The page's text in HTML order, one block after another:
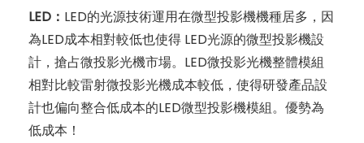
LED： LED的光源技術運用在微型投影機機種居多，因
為LED成本相對較低也使得 LED光源的微型投影機設
計，搶占微投影光機市場。LED微投影光機整體模組
相對比較雷射微投影光機成本較低，使得研發產品設
計也偏向整合低成本的LED微型投影機模組。優勢為
低成本！